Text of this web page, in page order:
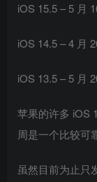
iOS 15.5 – 5 月
iOS 14.5 – 4 月
iOS 13.5 – 5 月
苹果的许多 iOS
周是一个比较可
虽然目前为止只